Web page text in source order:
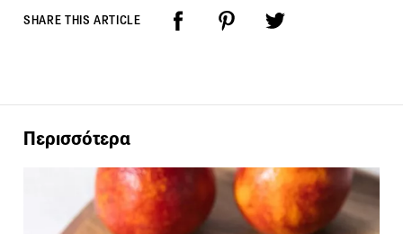
SHARE THIS ARTICLE
Περισσότερα